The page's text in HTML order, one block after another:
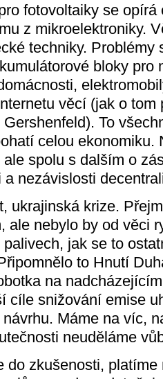
fotovoltaiky se opírá
z mikroelektroniky.
techniky. Problémy
bloky pro
věcí (jak o tom
To
celou ekonomiku.
ale spolu s dalším o
nezávislosti
ukrajinská krize.
ale nebylo by od věci
jak se to
to Hnutí
na
cíle snižování emise
Máme na víc,
neuděláme
do zkušenosti,